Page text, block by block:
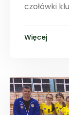
czołówki
Więcej